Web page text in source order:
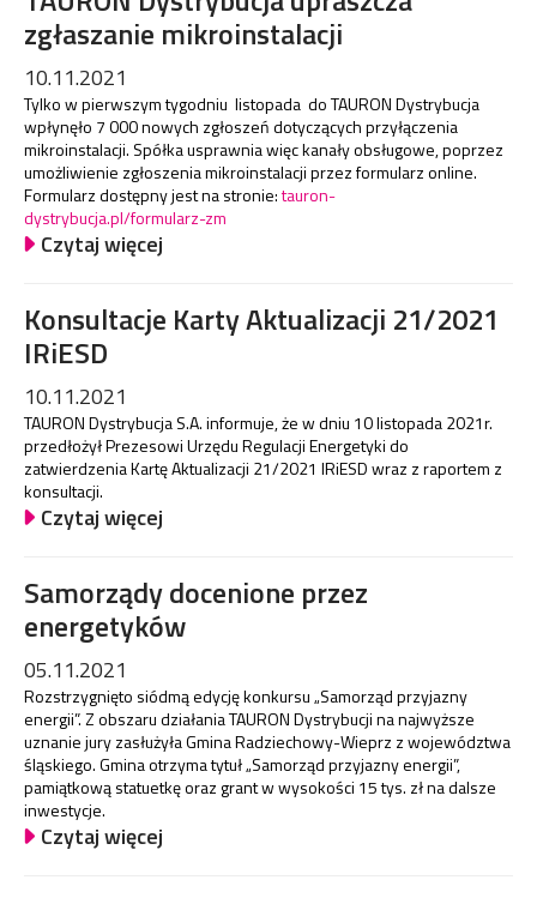
zgłaszanie mikroinstalacji
10.11.2021
Tylko w pierwszym tygodniu listopada do TAURON Dystrybucja
wpłynęło 7 000 nowych zgłoszeń dotyczących przyłączenia
mikroinstalacji. Spółka usprawnia więc kanały obsługowe, poprzez
umożliwienie zgłoszenia mikroinstalacji przez formularz online.
Formularz dostępny jest na stronie:tauron-
dystrybucja.pl/formularz-zm
Czytaj więcej
Konsultacje Karty Aktualizacji 21/2021
IRiESD
10.11.2021
TAURON Dystrybucja S.A. informuje, że w dniu 10 listopada 2021r.
przedłożył Prezesowi Urzędu Regulacji Energetyki do
zatwierdzenia Kartę Aktualizacji 21/2021 IRiESD wraz z raportem z
konsultacji.
Czytaj więcej
Samorządy docenione przez
energetyków
05.11.2021
Rozstrzygnięto siódmą edycję konkursu „Samorząd przyjazny
energii”. Z obszaru działania TAURON Dystrybucji na najwyższe
uznanie jury zasłużyła Gmina Radziechowy-Wieprz z województwa
śląskiego. Gmina otrzyma tytuł „Samorząd przyjazny energii”,
pamiątkową statuetkę oraz grant w wysokości 15 tys. zł na dalsze
inwestycje.
Czytaj więcej